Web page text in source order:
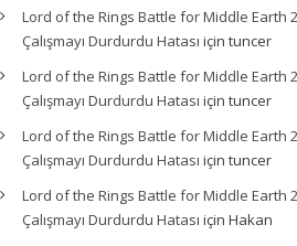
Lord of the Rings Battle for Middle Earth 2
Çalışmayı Durdurdu Hatası için tuncer
Lord of the Rings Battle for Middle Earth 2
Çalışmayı Durdurdu Hatası için tuncer
Lord of the Rings Battle for Middle Earth 2
Çalışmayı Durdurdu Hatası için tuncer
Lord of the Rings Battle for Middle Earth 2
Çalışmayı Durdurdu Hatası için Hakan